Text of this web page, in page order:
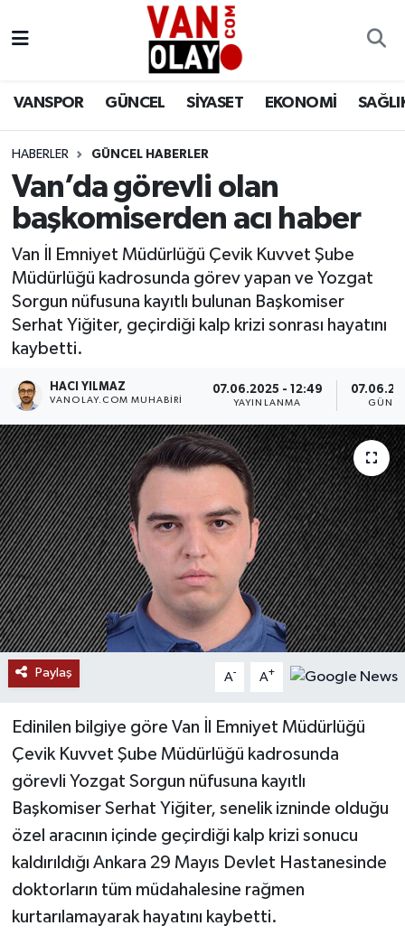
VANSPOR GÜNCEL SİYASET EKONOMİ
HABERLER GÜNCEL HABERLER
Van’da görevli olan
başkomiserden acı haber
Van İl Emniyet Müdürlüğü Çevik Kuvvet Şube
Müdürlüğü kadrosunda görev yapan ve Yozgat
Sorgun nüfusuna kayıtlı bulunan Başkomiser
Serhat Yiğiter, geçirdiği kalp krizi sonrası hayatını
kaybetti.
HACI YILMAZ
VANOLAY.COM MUHABIRI
07.06.2025 - 12:49
YAYINLANMA
Paylaş A- A+
Edinilen bilgiye göre Van İl Emniyet Müdürlüğü
Çevik Kuvvet Şube Müdürlüğü kadrosunda
görevli Yozgat Sorgun nüfusuna kayıtlı
Başkomiser Serhat Yiğiter, senelik izninde olduğu
özel aracının içinde geçirdiği kalp krizi sonucu
kaldırıldığı Ankara 29 Mayıs Devlet Hastanesinde
doktorların tüm müdahalesine rağmen
kurtarılamayarak hayatını kaybetti.
Siyaset
Ekonomi
Sağlık
Eğitim
Bilim & Teknoloji
Dünya
RESMİ İLANLAR
Van Nöbetçi Eczaneler
Van Namaz Vakitleri
Van Trafik Yoğunluk Haritası
Süper Lig Puan Durumu ve Fikstür
Tüm Manşetler
Son Dakika Haberleri
Haber Arşivi